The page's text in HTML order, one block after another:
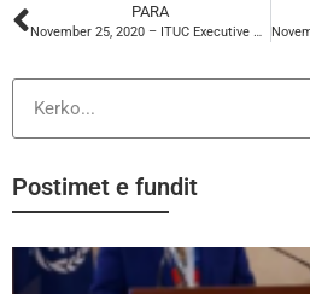
PARA
November 25, 2020 – ITUC Executive Council Meeting (Anisa Subashi)
Postimet e fundit